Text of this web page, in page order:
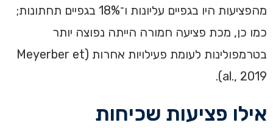
מהפציעות היו בגפיים עליונות ו־18% בגפיים תחתונות;
כמו כן, מכת פציעה חמורה הייתה נפוצה יותר
בטרמפולינות לעומת פעילויות אחרות (Meyerber et
al., 2019).
אילו פציעות שכיחות